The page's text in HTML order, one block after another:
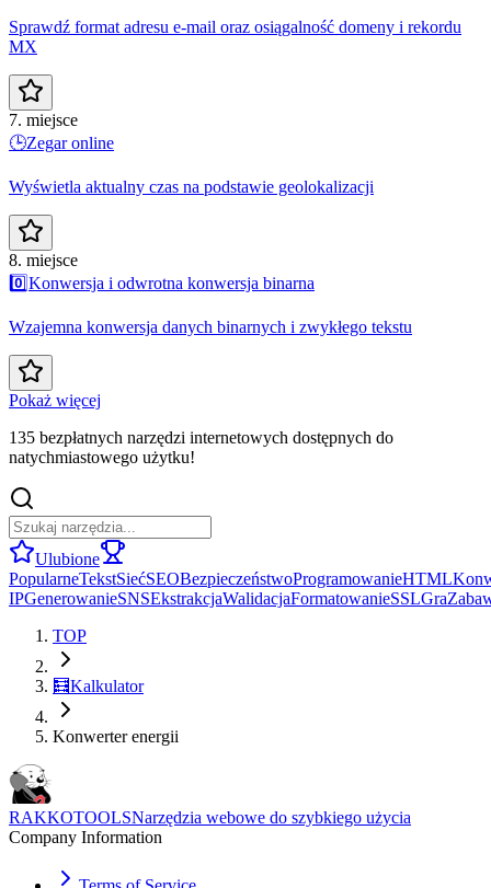
Sprawdź format adresu e-mail oraz osiągalność domeny i rekordu
MX
7. miejsce
🕒Zegar online
Wyświetla aktualny czas na podstawie geolokalizacji
8. miejsce
0️⃣Konwersja i odwrotna konwersja binarna
Wzajemna konwersja danych binarnych i zwykłego tekstu
Pokaż więcej
135 bezpłatnych narzędzi internetowych dostępnych do
natychmiastowego użytku!
Ulubione
PopularneTekstSiećSEOBezpieczeństwoProgramowanieHTML
IPGenerowanieSNSEkstrakcjaWalidacjaFormatowanieSSLGra
TOP
🧮Kalkulator
Konwerter energii
RAKKOTOOLSNarzędzia webowe do szybkiego użycia
Company Information